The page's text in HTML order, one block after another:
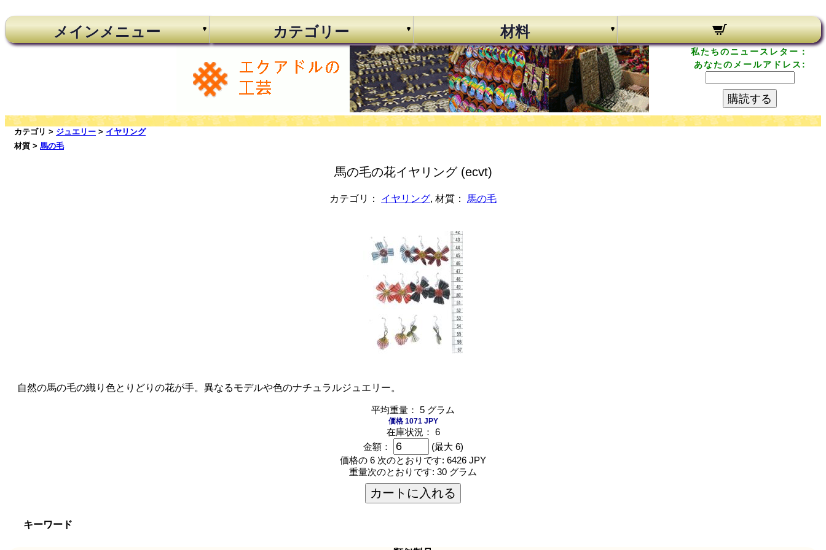
メインメニュー カテゴリー 材料
私たちのニュースレター：
あなたのメールアドレス:
購読する
カテゴリ > ジュエリー > イヤリング
材質 > 馬の毛
馬の毛の花イヤリング (ecvt)
カテゴリ： イヤリング, 材質： 馬の毛
自然の馬の毛の織り色とりどりの花が手。異なるモデルや色のナチュラルジュエリー。
平均重量： 5 グラム
価格 1071 JPY
在庫状況： 6
金額：
(最大 6)
価格の 6 次のとおりです: 6426 JPY
重量次のとおりです: 30 グラム
カートに入れる
キーワード